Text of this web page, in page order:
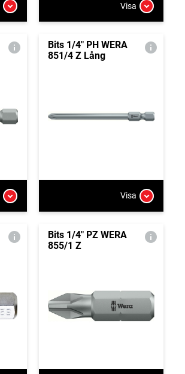
Visa
Bits 1/4" PH WERA
851/4 Z Lång
Visa
Bits 1/4" PZ WERA
855/1 Z